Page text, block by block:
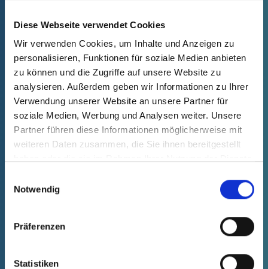
Diese Webseite verwendet Cookies
Wir verwenden Cookies, um Inhalte und Anzeigen zu
personalisieren, Funktionen für soziale Medien anbieten
zu können und die Zugriffe auf unsere Website zu
analysieren. Außerdem geben wir Informationen zu Ihrer
Verwendung unserer Website an unsere Partner für
soziale Medien, Werbung und Analysen weiter. Unsere
Partner führen diese Informationen möglicherweise mit
weiteren Daten zusammen, die Sie ihnen bereitgestellt
Notwendig
Präferenzen
Statistiken
Găsiți elementul de protecție potrivit
pentru dvs. GPN 395:
Filtrul produsului nu a putut fi încărcat.
inch
Golire filtru